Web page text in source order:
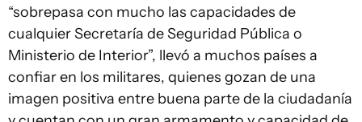
“sobrepasa con mucho las capacidades de
cualquier Secretaría de Seguridad Pública o
Ministerio de Interior”, llevó a muchos países a
confiar en los militares, quienes gozan de una
imagen positiva entre buena parte de la ciudadanía